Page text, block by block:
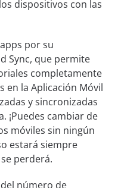
dispositivos con las
por su
Sync, que permite
completamente
en la Aplicación Móvil
y sincronizadas
¡Puedes cambiar de
móviles sin ningún
estará siempre
perderá.
número de